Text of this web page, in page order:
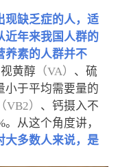
现缺乏症的人，适
近年来我国人群的
养素的人群并不
黄醇 （VA） 、硫
小于平均需要量的
（VB2） 、钙摄入不
从这个角度讲，
大多数人来说，是